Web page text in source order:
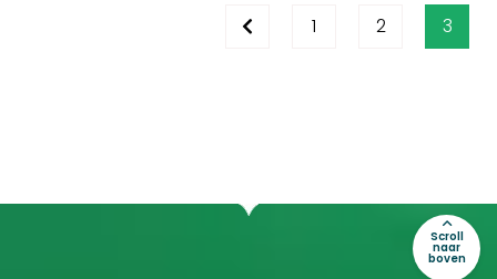
1 2 3
Scroll
naar
boven